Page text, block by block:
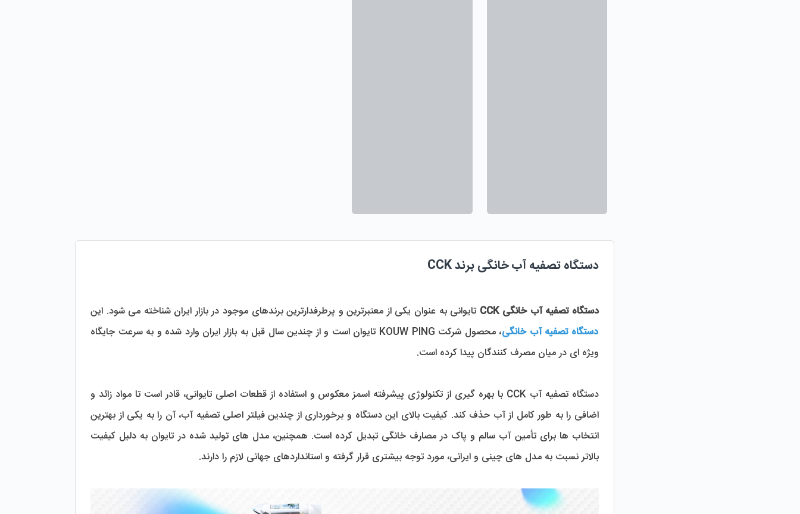
دستگاه تصفیه آب خانگی برند CCK
دستگاه تصفیه آب خانگی CCK
تایوانی به عنوان یکی از معتبرترین و پرطرفدارترین برندهای موجود در بازار ایران شناخته می ‌شود. این
دستگاه تصفیه آب خانگی
ویژه‌ ای در میان مصرف ‌کنندگان پیدا کرده است.
بالاتر نسبت به مدل‌ های چینی و ایرانی، مورد توجه بیشتری قرار گرفته و استانداردهای جهانی لازم را دارند.